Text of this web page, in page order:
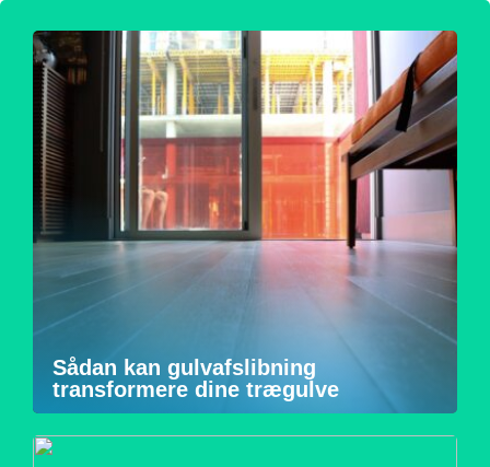
Sådan kan gulvafslibning
transformere dine trægulve